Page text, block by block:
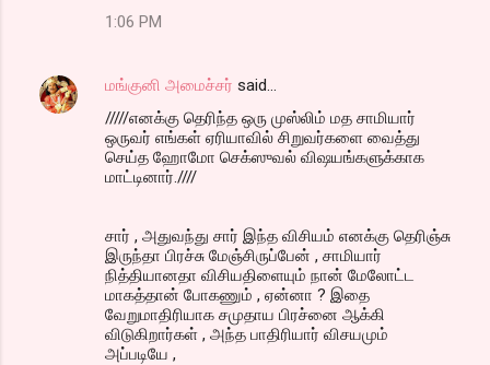
1:06 PM
மங்குனி அமைச்சர் said…
/////எனக்கு தெரிந்த ஒரு முஸ்லிம் மத சாமியார்
ஒருவர் எங்கள் ஏரியாவில் சிறுவர்களை வைத்து
செய்த ஹோமோ செக்ஸுவல் விஷயங்களுக்காக
மாட்டினார்.////
சார் , அதுவந்து சார் இந்த விசியம் எனக்கு தெரிஞ்சு
இருந்தா பிரச்சு மேஞ்சிருப்பேன் , சாமியார்
நித்தியானதா விசியதிளையும் நான் மேலோட்ட
மாகத்தான் போகணும் , ஏன்னா ? இதை
வேறுமாதிரியாக சமுதாய பிரச்னை ஆக்கி
விடுகிறார்கள் , அந்த பாதிரியார் விசயமும்
அப்படியே ,